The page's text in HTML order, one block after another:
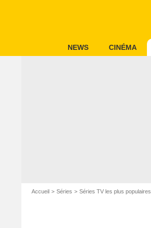
NEWS CINÉMA
Accueil Séries Séries TV les plus populaires